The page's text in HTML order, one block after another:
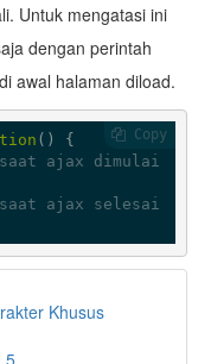
Untuk mengatasi ini
dengan perintah
awal halaman diload.
( ) {
ajax dimulai
ajax selesai
Copy
Khusus